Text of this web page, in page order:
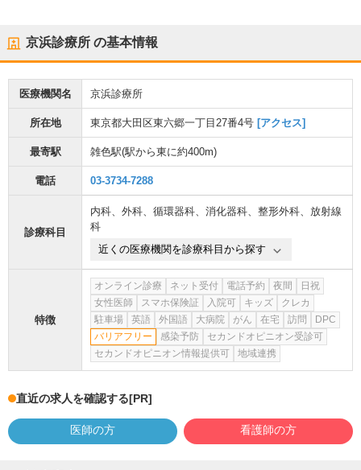
京浜診療所 の基本情報
医療機関名 京浜診療所
所在地 東京都大田区東六郷一丁目27番4号 [アクセス]
最寄駅 雑色駅(駅から東に約400m)
電話 03-3734-7288
診療科目
内科、 外科、 循環器科、 消化器科、 整形外科、 放射線
科
近くの医療機関を診療科目から探す
特徴
オンライン診療 ネット受付 電話予約 夜間
日祝
女性医師
スマホ保険証 入院可 キッズ
クレカ
駐車場
英語 外国語 大病院 がん 在宅 訪問
DPC
バリアフリー
感染予防
セカンドオピニオン受診可
セカンドオピニオン情報提供可
地域連携
直近の求人を確認する[PR]
医師の方 看護師の方